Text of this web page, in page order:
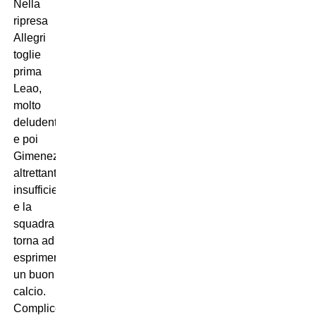
Nella
ripresa
Allegri
toglie
prima
Leao,
molto
deludente,
e poi
Gimenez,
altrettanto
insufficiente,
e la
squadra
torna ad
esprimere
un buon
calcio.
Complice